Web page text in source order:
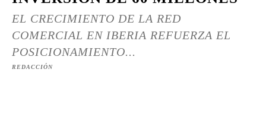
EL CRECIMIENTO DE LA RED
COMERCIAL EN IBERIA REFUERZA EL
POSICIONAMIENTO...
REDACCIÓN